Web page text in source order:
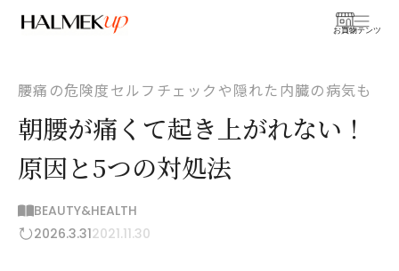
お買物
コンテンツ
腰痛の危険度セルフチェックや隠れた内臓の病気も
朝腰が痛くて起き上がれない！
原因と5つの対処法
BEAUTY&HEALTH
2026.3.312021.11.30